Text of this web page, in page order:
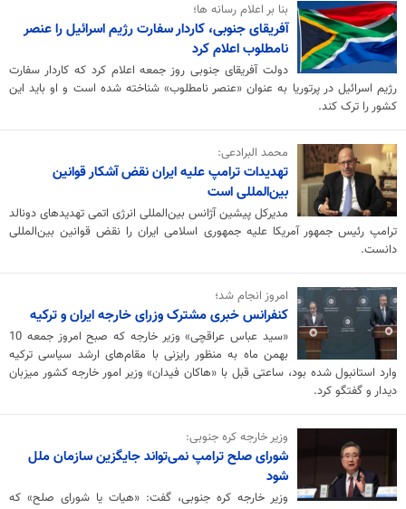
بنا بر اعلام رسانه ها؛
آفریقای جنوبی، کاردار سفارت رژیم اسرائیل را عنصر
نامطلوب اعلام کرد
دولت آفریقای جنوبی روز جمعه اعلام کرد که کاردار سفارت
رژیم اسرائیل در پرتوریا به‌ عنوان «عنصر نامطلوب» شناخته شده است و او باید این
کشور را ترک کند.
محمد البرادعی:
تهدیدات ترامپ علیه ایران نقض آشکار قوانین
بین‌المللی است
مدیرکل پیشین آژانس بین‌المللی انرژی اتمی تهدیدهای دونالد
ترامپ رئیس جمهور آمریکا علیه جمهوری اسلامی ایران را نقض قوانین بین‌المللی
دانست.
امروز انجام شد؛
کنفرانس خبری مشترک وزرای خارجه ایران و ترکیه
«سید عباس عراقچی» وزیر خارجه که صبح امروز جمعه 10
بهمن ماه به منظور رایزنی با مقام‌های ارشد سیاسی ترکیه
وارد استانبول شده بود، ساعتی قبل با «هاکان فیدان» وزیر امور خارجه کشور میزبان
دیدار و گفتگو کرد.
وزیر خارجه کره جنوبی:
شورای صلح ترامپ نمی‌تواند جایگزین سازمان ملل
شود
وزیر خارجه کره جنوبی، گفت: «هیات یا شورای صلح» که